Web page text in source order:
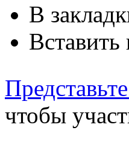
В
Вставить
чтобы